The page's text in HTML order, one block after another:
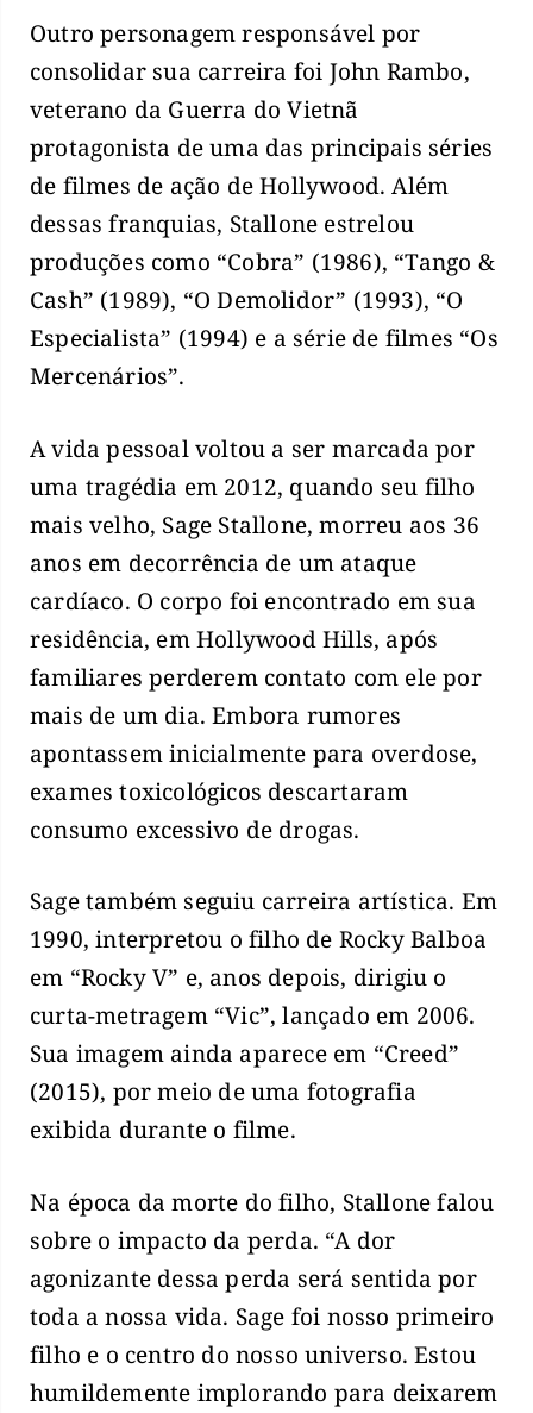
Outro personagem responsável por
consolidar sua carreira foi John Rambo,
veterano da Guerra do Vietnã
protagonista de uma das principais séries
de filmes de ação de Hollywood. Além
dessas franquias, Stallone estrelou
produções como “Cobra” (1986), “Tango &
Cash” (1989), “O Demolidor” (1993), “O
Especialista” (1994) e a série de filmes “Os
Mercenários”.
A vida pessoal voltou a ser marcada por
uma tragédia em 2012, quando seu filho
mais velho, Sage Stallone, morreu aos 36
anos em decorrência de um ataque
cardíaco. O corpo foi encontrado em sua
residência, em Hollywood Hills, após
familiares perderem contato com ele por
mais de um dia. Embora rumores
apontassem inicialmente para overdose,
exames toxicológicos descartaram
consumo excessivo de drogas.
Sage também seguiu carreira artística. Em
1990, interpretou o filho de Rocky Balboa
em “Rocky V” e, anos depois, dirigiu o
curta-metragem “Vic”, lançado em 2006.
Sua imagem ainda aparece em “Creed”
(2015), por meio de uma fotografia
exibida durante o filme.
Na época da morte do filho, Stallone falou
sobre o impacto da perda. “A dor
agonizante dessa perda será sentida por
toda a nossa vida. Sage foi nosso primeiro
filho e o centro do nosso universo. Estou
humildemente implorando para deixarem